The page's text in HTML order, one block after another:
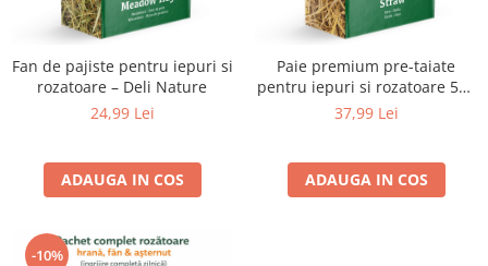
Fan de pajiste pentru iepuri si
rozatoare – Deli Nature
24,99 Lei
ADAUGA IN COS
Paie premium pre-taiate
pentru iepuri si rozatoare 5kg
– Deli Nature
37,99 Lei
ADAUGA IN COS
-10%